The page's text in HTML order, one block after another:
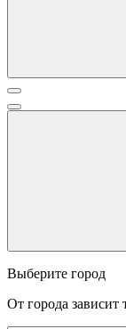
Выберите город
От города зависит